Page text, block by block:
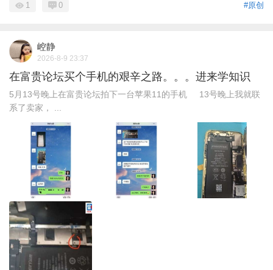
#原创
1 0
崆静
2026-8-9 23:37
在富贵论坛买个手机的艰辛之路。。。进来学知识
5月13号晚上在富贵论坛拍下一台苹果11的手机 13号晚上我就联
系了卖家， ...